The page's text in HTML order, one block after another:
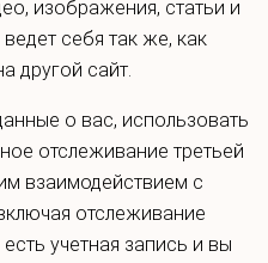
изображения, статьи и
себя так же, как
другой сайт.
о вас, использовать
отслеживание третьей
взаимодействием с
отслеживание
учетная запись и вы